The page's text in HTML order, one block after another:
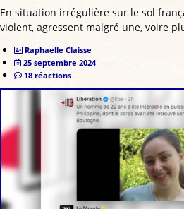
En situation irrégulière sur le sol
violent, agressent malgré une, voire
Raphaelle Claisse
25 septembre 2024
18 réactions